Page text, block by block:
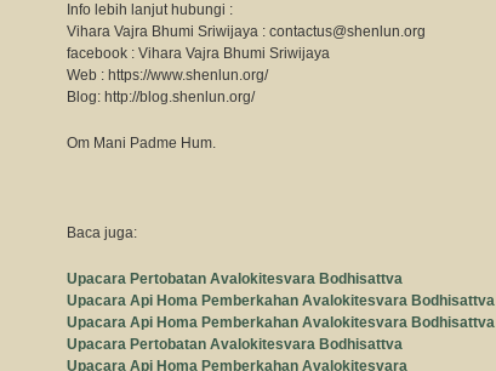
Info lebih lanjut hubungi :
Vihara Vajra Bhumi Sriwijaya : contactus@shenlun.org
facebook : Vihara Vajra Bhumi Sriwijaya
Web : https://www.shenlun.org/
Blog: http://blog.shenlun.org/
Om Mani Padme Hum.
Baca juga:
Upacara Pertobatan Avalokitesvara Bodhisattva
Upacara Api Homa Pemberkahan Avalokitesvara Bodhisattva
Upacara Api Homa Pemberkahan Avalokitesvara Bodhisattva
Upacara Pertobatan Avalokitesvara Bodhisattva
Upacara Api Homa Pemberkahan Avalokitesvara